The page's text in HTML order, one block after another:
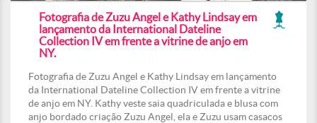
Fotografia de Zuzu Angel e Kathy Lindsay em
lançamento da International Dateline
Collection IV em frente a vitrine de anjo em
NY.
Fotografia de Zuzu Angel e Kathy Lindsay em lançamento
da International Dateline Collection IV em frente a vitrine
de anjo em NY. Kathy veste saia quadriculada e blusa com
anjo bordado criação Zuzu Angel, ela e Zuzu usam casacos